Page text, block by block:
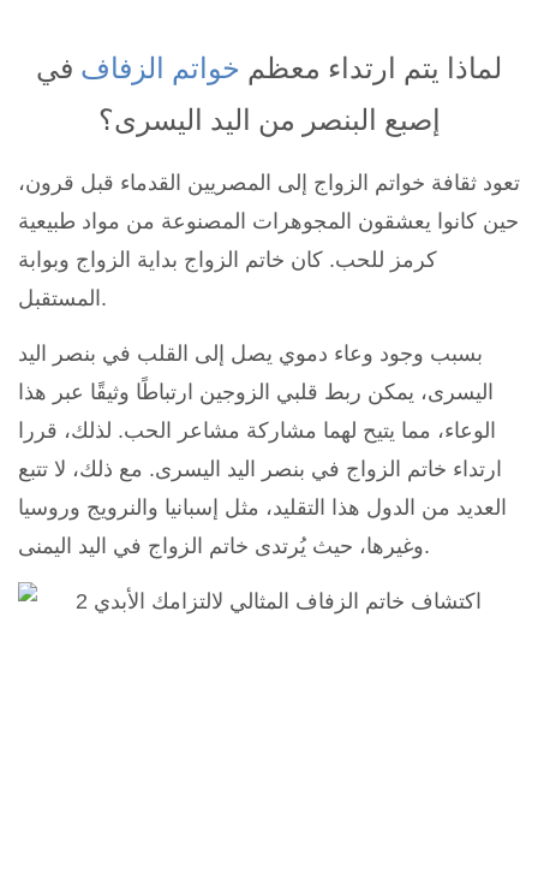
لماذا يتم ارتداء معظم خواتم الزفاف في
إصبع البنصر من اليد اليسرى؟
تعود ثقافة خواتم الزواج إلى المصريين القدماء قبل قرون،
حين كانوا يعشقون المجوهرات المصنوعة من مواد طبيعية
كرمز للحب. كان خاتم الزواج بداية الزواج وبوابة
المستقبل.
بسبب وجود وعاء دموي يصل إلى القلب في بنصر اليد
اليسرى، يمكن ربط قلبي الزوجين ارتباطًا وثيقًا عبر هذا
الوعاء، مما يتيح لهما مشاركة مشاعر الحب. لذلك، قررا
ارتداء خاتم الزواج في بنصر اليد اليسرى. مع ذلك، لا تتبع
العديد من الدول هذا التقليد، مثل إسبانيا والنرويج وروسيا
وغيرها، حيث يُرتدى خاتم الزواج في اليد اليمنى.